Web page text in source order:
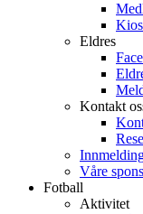
Eldres
Kontakt
Våre
Fotball
Aktivitet